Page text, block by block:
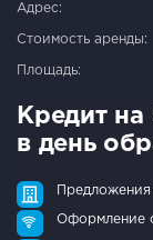
Адрес:
Стоимость аренды:
Площадь:
Кредит на
в день
Оформление